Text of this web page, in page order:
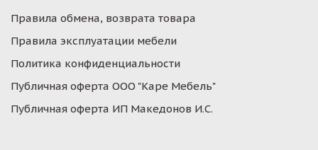
Правила обмена, возврата товара
Правила эксплуатации мебели
Политика конфиденциальности
Публичная оферта ООО "Каре Мебель"
Публичная оферта ИП Македонов И.С.